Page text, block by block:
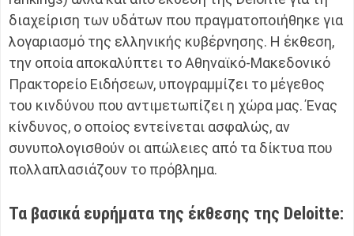
διαχείριση των υδάτων που πραγματοποιήθηκε για
λογαριασμό της ελληνικής κυβέρνησης. Η έκθεση,
την οποία αποκαλύπτει το Αθηναϊκό-Μακεδονικό
Πρακτορείο Ειδήσεων, υπογραμμίζει το μέγεθος
του κινδύνου που αντιμετωπίζει η χώρα μας. Ένας
κίνδυνος, ο οποίος εντείνεται ασφαλώς, αν
συνυπολογισθούν οι απώλειες από τα δίκτυα που
πολλαπλασιάζουν το πρόβλημα.
Τα βασικά ευρήματα της έκθεσης της Deloitte: